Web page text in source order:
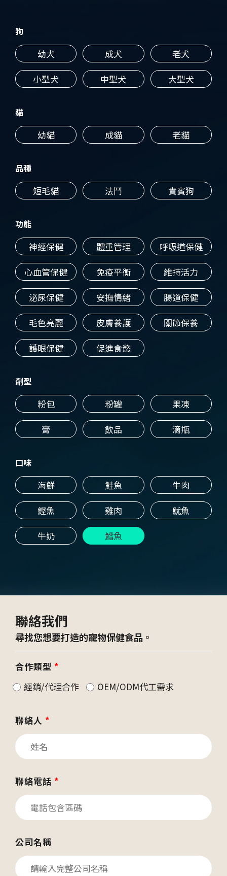
狗
幼犬 成犬
老犬
小型犬
中型犬 大型犬
貓
幼貓 成貓 老貓
品種
短毛貓 法鬥 貴賓狗
功能
神經保健 體重管理
呼吸道保健
心血管保健
免疫平衡
維持活力
泌尿保健
安撫情緒
腸道保健
毛色亮麗
皮膚養護
關節保養
護眼保健
促進食慾
劑型
粉包 粉罐
果凍
膏
飲品 滴瓶
口味
海鮮 鮭魚
牛肉
鰹魚
雞肉
魷魚
牛奶
鱈魚
聯絡我們
尋找您想要打造的寵物保健食品。
合作類型 *
經銷/代理合作
OEM/ODM代工需求
聯絡人 *
聯絡電話 *
公司名稱